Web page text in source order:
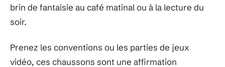
brin de fantaisie au café matinal ou à la lecture du
soir.
Prenez les conventions ou les parties de jeux
vidéo, ces chaussons sont une affirmation